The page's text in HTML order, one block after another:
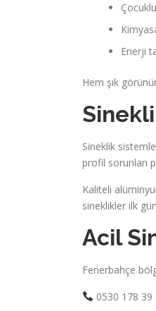
Enerji
Hem şık
Sineklik
profil sorunları
Kaliteli
sineklikler ilk
Acil
Fenerbahçe
0530 178 39